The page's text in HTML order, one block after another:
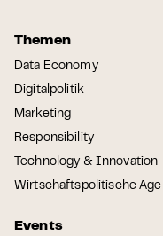
Themen
Data Economy
Digitalpolitik
Marketing
Responsibility
Technology & Innovation
Wirtschaftspolitische
Events